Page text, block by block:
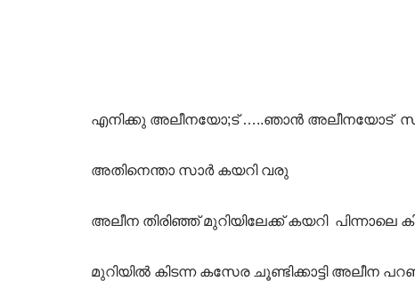
എനിക്കു അലീനയോ;ട് …..ഞാൻ അലീനയോട്
അതിനെന്താ സാർ കയറി വരു
അലീന തിരിഞ്ഞ് മുറിയിലേക്ക് കയറി പിന്നാലെ
മുറിയിൽ കിടന്ന കസേര ചൂണ്ടിക്കാട്ടി അലീന